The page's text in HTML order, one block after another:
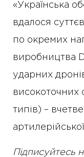
«Українська
вдалося
по окремих
виробництва
ударних
високоточних
типів) –
Підписуйтесь